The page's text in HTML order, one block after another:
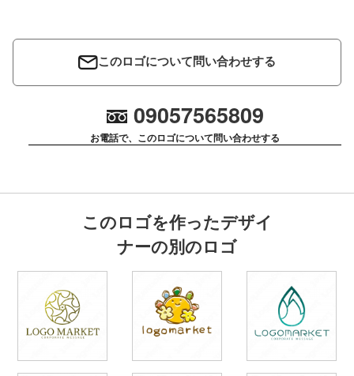
このロゴについて問い合わせする
09057565809
お電話で、このロゴについて問い合わせする
このロゴを作ったデザイ
ナーの別のロゴ